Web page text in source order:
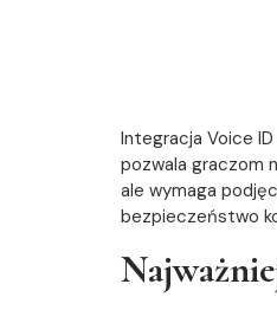
Integracja Voice
pozwala graczom
ale wymaga
bezpieczeństwo